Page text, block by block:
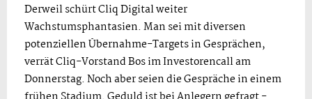
Derweil schürt Cliq Digital weiter
Wachstumsphantasien. Man sei mit diversen
potenziellen Übernahme-Targets in Gesprächen,
verrät Cliq-Vorstand Bos im Investorencall am
Donnerstag. Noch aber seien die Gespräche in einem